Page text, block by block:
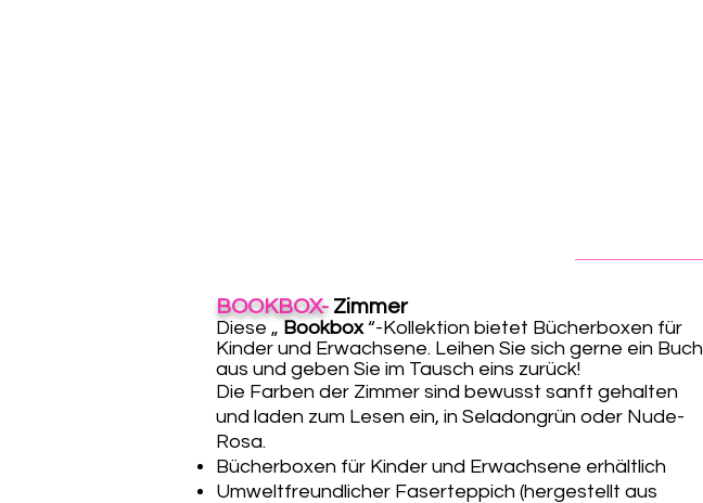
BOOKBOX- Zimmer
Diese „ Bookbox“-Kollektion bietet Bücherboxen für
Kinder und Erwachsene. Leihen Sie sich gerne ein Buch
aus und geben Sie im Tausch eins zurück!
Die Farben der Zimmer sind bewusst sanft gehalten
und laden zum Lesen ein, in Seladongrün oder Nude-
Rosa.
Bücherboxen für Kinder und Erwachsene erhältlich
Umweltfreundlicher Faserteppich (hergestellt aus